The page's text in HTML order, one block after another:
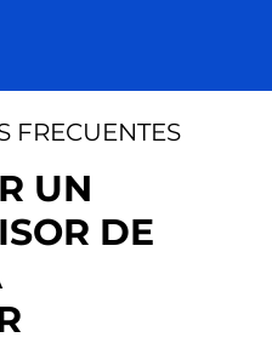
FRECUENTES
UN
DE